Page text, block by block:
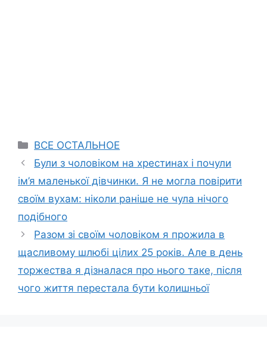
Categories
ВСЕ ОСТАЛЬНОЕ
Були з чоловіком на хpестинах і почули
ім’я маленької дівчинки. Я не могла повірити
своїм вухам: ніколи раніше не чула нічого
подібного
Разом зі своїм чоловіком я прожила в
щасливому шлюбі цілих 25 років. Але в день
торжества я дізналася про нього таке, після
чого життя перестала бути kолишньої